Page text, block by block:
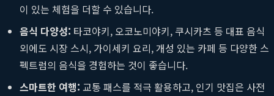
이 있는 체험을 더할 수 있습니다.
음식 다양성: 타코야키, 오코노미야키, 쿠시카츠 등 대표 음식
외에도 시장 스시, 가이세키 요리, 개성 있는 카페 등 다양한 스
펙트럼의 음식을 경험하는 것이 좋습니다.
스마트한 여행: 교통 패스를 적극 활용하고, 인기 맛집은 사전